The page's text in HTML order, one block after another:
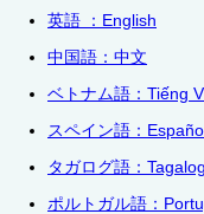
英語 ：English
中国語：中文
ベトナム語： Tiếng
スペイン語：
タガログ語：Tagalog
ポルトガル語：